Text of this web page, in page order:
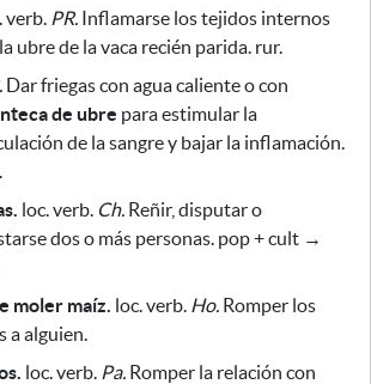
verb. PR. Inflamarse los tejidos internos
ubre de la vaca recién parida. rur.
Dar friegas con agua caliente o con
de ubre para estimular la
de la sangre y bajar la inflamación.
loc. verb. Ch. Reñir, disputar o
dos o más personas. pop + cult →
moler maíz. loc. verb. Ho. Romper los
a alguien.
loc. verb. Pa. Romper la relación con